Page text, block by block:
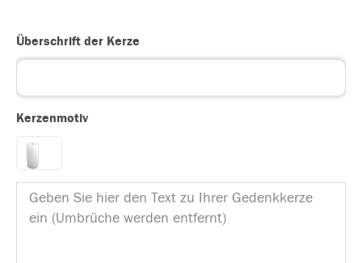
Überschrift der Kerze
Kerzenmotiv